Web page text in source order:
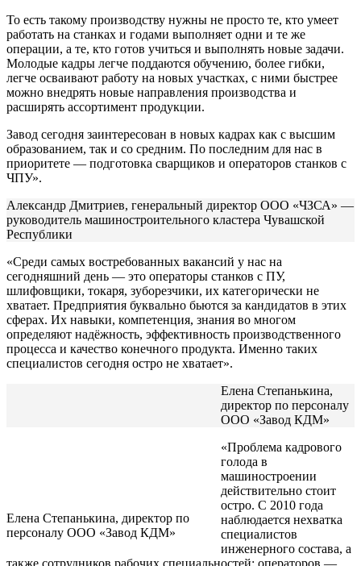
То есть такому производству нужны не просто те, кто умеет
работать на станках и годами выполняет одни и те же
операции, а те, кто готов учиться и выполнять новые задачи.
Молодые кадры легче поддаются обучению, более гибки,
легче осваивают работу на новых участках, с ними быстрее
можно внедрять новые направления производства и
расширять ассортимент продукции.
Завод сегодня заинтересован в новых кадрах как с высшим
образованием, так и со средним. По последним для нас в
приоритете — подготовка сварщиков и операторов станков с
ЧПУ».
Александр Дмитриев, генеральный директор ООО «ЧЗСА» —
руководитель машиностроительного кластера Чувашской
Республики
«Среди самых востребованных вакансий у нас на
сегодняшний день — это операторы станков с ПУ,
шлифовщики, токаря, зуборезчики, их категорически не
хватает. Предприятия буквально бьются за кандидатов в этих
сферах. Их навыки, компетенция, знания во многом
определяют надёжность, эффективность производственного
процесса и качество конечного продукта. Именно таких
специалистов сегодня остро не хватает».
Елена Степанькина, директор по
персоналу ООО «Завод КДМ»
Елена Степанькина,
директор по персоналу
ООО «Завод КДМ»
«Проблема кадрового
голода в
машиностроении
действительно стоит
остро. С 2010 года
наблюдается нехватка
специалистов
инженерного состава, а
также сотрудников рабочих специальностей: операторов —